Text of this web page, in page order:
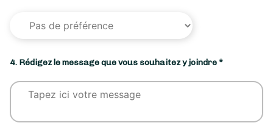
4. Rédigez le message que vous souhaitez y joindre *